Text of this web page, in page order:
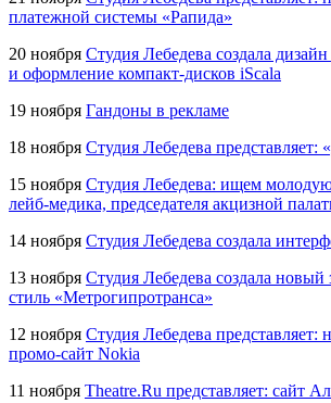
платежной системы «Рапида»
20 ноября Студия Лебедева создала
и оформление компакт-дисков iScala
19 ноября Гандоны в рекламе
18 ноября Студия Лебедева представляет:
15 ноября Студия Лебедева: ищем молодую
лейб-медика, председателя акцизной
14 ноября Студия Лебедева создала
13 ноября Студия Лебедева создала
стиль «Метрогипротранса»
12 ноября Студия Лебедева представляет:
промо-сайт Nokia
11 ноября Theatre.Ru представляет: сайт